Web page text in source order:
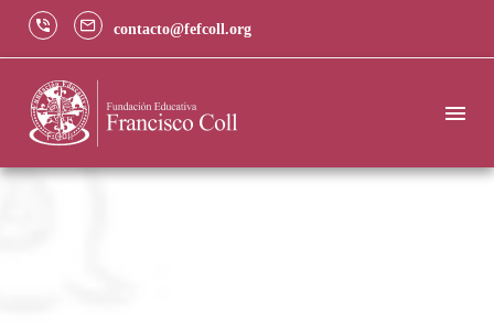
contacto@fefcoll.org